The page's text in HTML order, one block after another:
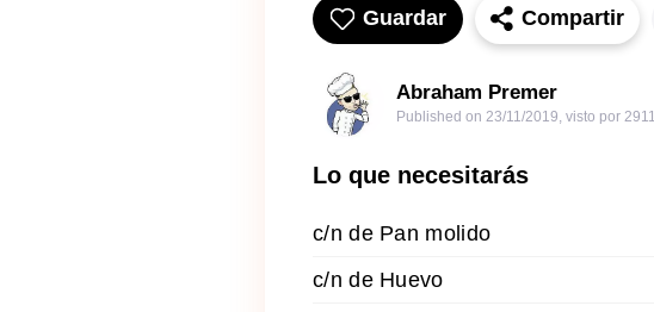
Guardar Compartir
Abraham Premer
Published on 23/11/2019 visto por 2911
Lo que necesitarás
c/n de Pan molido
c/n de Huevo